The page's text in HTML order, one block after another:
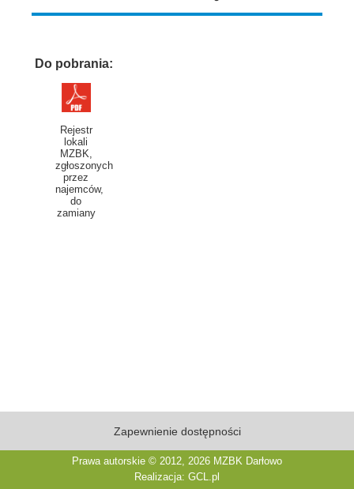
Do pobrania:
Rejestr
lokali
MZBK,
zgłoszonych
przez
najemców,
do
zamiany
Zapewnienie dostępności
Prawa autorskie © 2012, 2026 MZBK Darłowo
Realizacja: GCL.pl